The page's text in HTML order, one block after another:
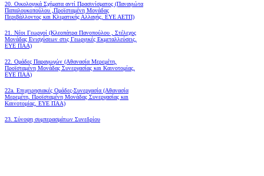
20. Οικολογικά Σχήματα αντί Πρασινίσματος (Παναγιώτα
Παπαλουκοπούλου ,Προϊσταμένη Μονάδας
Περιβάλλοντος και Κλιματικής Αλλαγής, ΕΥΕ ΑΕΤΠ)
21. Νέοι Γεωργοί (Κλεοπάτρα Πανοπούλου , Στέλεχος
Μονάδας Ενισχύσεων στις Γεωργικές Εκμεταλλεύσεις,
ΕΥΕ ΠΑΑ)
22. Ομάδες Παραγωγών (Αθανασία Μερεμέτη,
Προϊσταμένη Μονάδας Συνεργασίας και Καινοτομίας,
ΕΥΕ ΠΑΑ)
22a. Επιχειρησιακές Ομάδες-Συνεργασία (Αθανασία
Μερεμέτη, Προϊσταμένη Μονάδας Συνεργασίας και
Καινοτομίας, ΕΥΕ ΠΑΑ)
23. Σύνοψη συμπερασμάτων Συνεδρίου